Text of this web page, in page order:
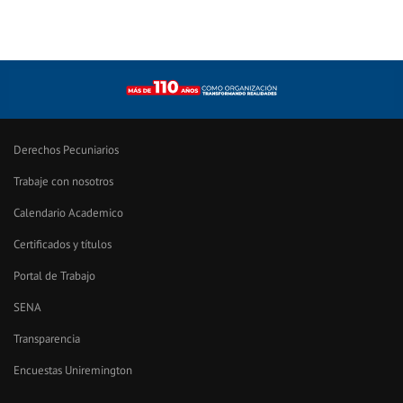
Derechos Pecuniarios
Trabaje con nosotros
Calendario Academico
Certificados y títulos
Portal de Trabajo
SENA
Transparencia
Encuestas Uniremington